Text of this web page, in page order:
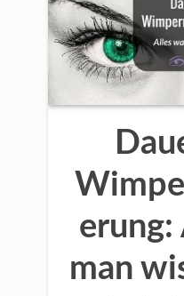
erung:
man